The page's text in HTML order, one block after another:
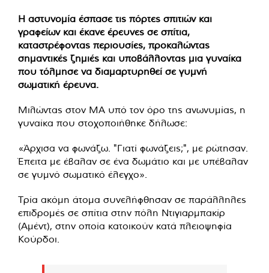
Η αστυνομία έσπασε τις πόρτες σπιτιών και
γραφείων και έκανε έρευνες σε σπίτια,
καταστρέφοντας περιουσίες, προκαλώντας
σημαντικές ζημιές και υποβάλλοντας μια γυναίκα
που τόλμησε να διαμαρτυρηθεί σε γυμνή
σωματική έρευνα.
Μιλώντας στον MA υπό τον όρο της ανωνυμίας, η
γυναίκα που στοχοποιήθηκε δήλωσε:
«Άρχισα να φωνάζω. "Γιατί φωνάζεις;", με ρώτησαν.
Έπειτα με έβαλαν σε ένα δωμάτιο και με υπέβαλαν
σε γυμνό σωματικό έλεγχο».
Τρία ακόμη άτομα συνελήφθησαν σε παράλληλες
επιδρομές σε σπίτια στην πόλη Ντιγιαρμπακίρ
(Αμέντ), στην οποία κατοικούν κατά πλειοψηφία
Κούρδοι.